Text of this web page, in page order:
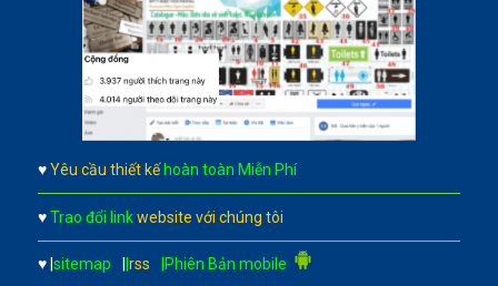
♥ Yêu cầu thiết kế hoàn toàn Miễn Phí
♥ Trao đổi link website với chúng tôi
♥ |sitemap |rss |Phiên Bản mobile